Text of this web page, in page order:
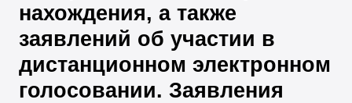
нахождения, а также
заявлений об участии в
дистанционном электронном
голосовании. Заявления